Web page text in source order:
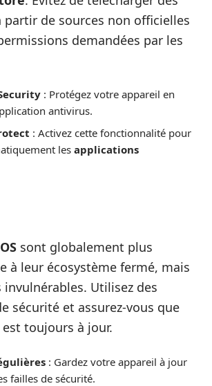
partir de sources non officielles
demandées par les
: Protégez votre appareil en
antivirus.
: Activez cette fonctionnalité pour
lesapplications
sont globalement plus
à leur écosystème fermé, mais
Utilisez des
sécurité et assurez-vous que
toujours à jour.
: Gardez votre appareil à jour
failles de sécurité.